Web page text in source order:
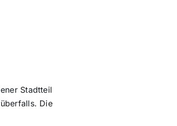
Stadtteil
Die